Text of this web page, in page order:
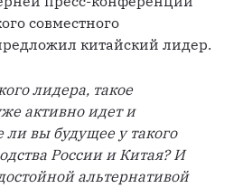
совместного
китайский лидер.
лидера, такое
активно идет и
ли вы будущее у такого
России и Китая? И
альтернативой